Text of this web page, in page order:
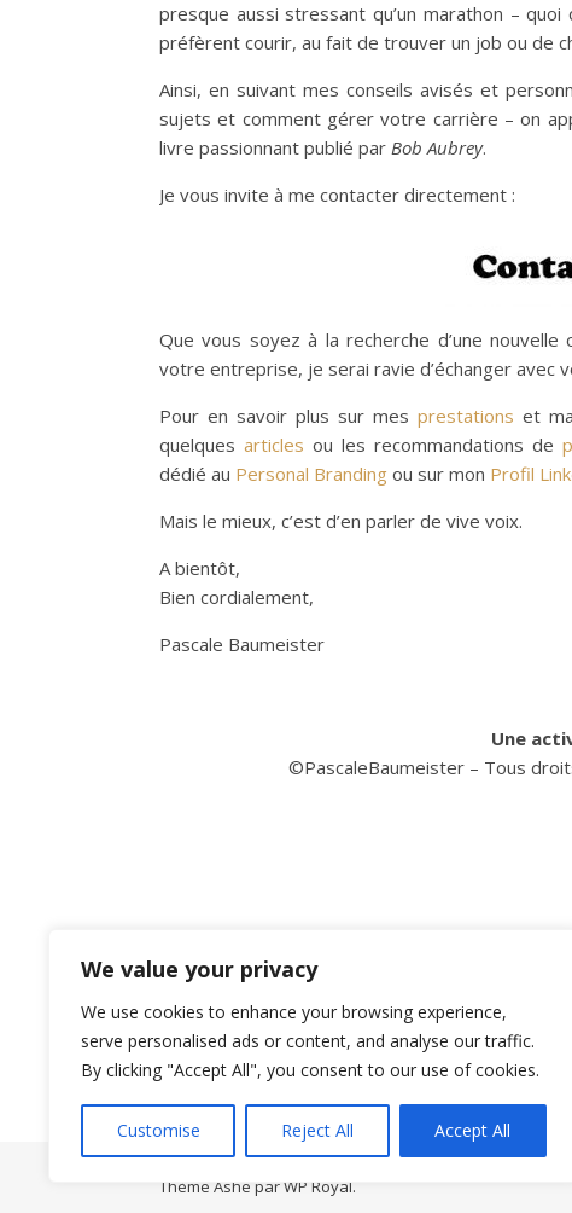
We value your privacy
We use cookies to enhance your browsing experience,
serve personalised ads or content, and analyse our traffic.
By clicking "Accept All", you consent to our use of cookies.
Customise Reject All Accept All
presque aussi stressant qu’un marathon –
préfèrent courir, au fait de trouver un job ou de
Ainsi, en suivant mes conseils avisés et
sujets et comment gérer votre carrière – on
livre passionnant publié par Bob Aubrey.
Je vous invite à me contacter directement :
Que vous soyez à la recherche d’une
votre entreprise, je serai ravie d’échanger avec
Pour en savoir plus sur mes prestations et
quelques articles ou les recommandations de
dédié au Personal Branding ou sur mon Profil
Mais le mieux, c’est d’en parler de vive voix.
A bientôt,
Bien cordialement,
Pascale Baumeister
Une
©PascaleBaumeister – Tous
Thème Ashe parWP Royal.